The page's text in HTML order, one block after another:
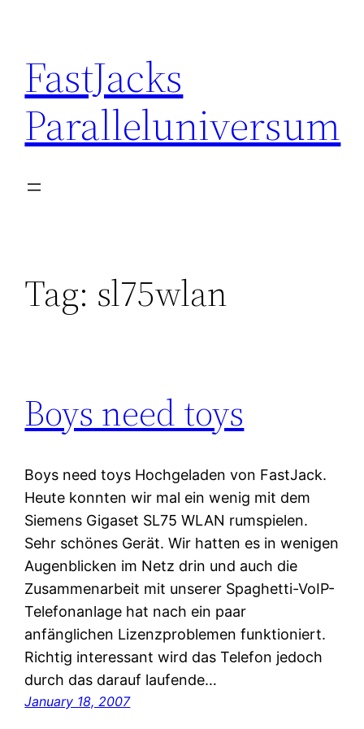
content
FastJacks
Paralleluniversum
Tag: sl75wlan
Boys need toys
Boys need toys Hochgeladen von FastJack.
Heute konnten wir mal ein wenig mit dem
Siemens Gigaset SL75 WLAN rumspielen.
Sehr schönes Gerät. Wir hatten es in wenigen
Augenblicken im Netz drin und auch die
Zusammenarbeit mit unserer Spaghetti-VoIP-
Telefonanlage hat nach ein paar
anfänglichen Lizenzproblemen funktioniert.
Richtig interessant wird das Telefon jedoch
durch das darauf laufende…
January 18, 2007